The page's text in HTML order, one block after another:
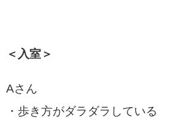
＜入室＞
Aさん
・歩き方がダラダラしている